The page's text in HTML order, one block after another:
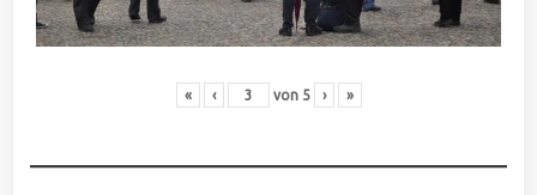
« ‹ von 5 › »